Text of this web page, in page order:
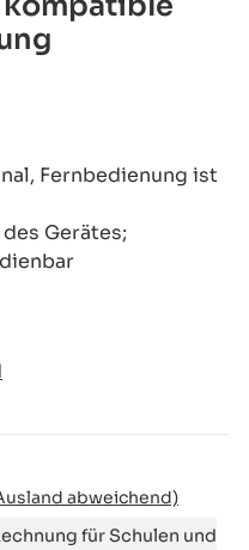
Fernbedienung ist
Gerätes;
abweichend)
für Schulen und